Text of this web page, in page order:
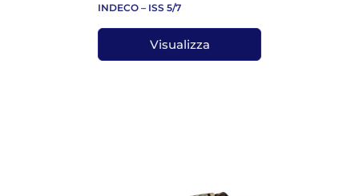
INDECO – ISS 5/7
Visualizza